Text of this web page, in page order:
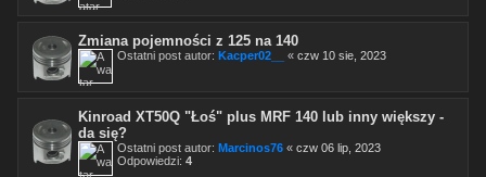
Zmiana pojemności z 125 na 140
Ostatni post autor: Kacper02__ « czw 10 sie, 2023
Kinroad XT50Q "Łoś" plus MRF 140 lub inny większy -
da się?
Ostatni post autor: Marcinos76 « czw 06 lip, 2023
Odpowiedzi: 4